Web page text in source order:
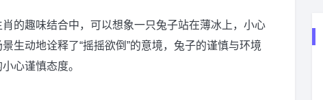
的趣味结合中，可以想象一只兔子站在薄冰上，小心
生动地诠释了“摇摇欲倒”的意境，兔子的谨慎与环境
心谨慎态度。